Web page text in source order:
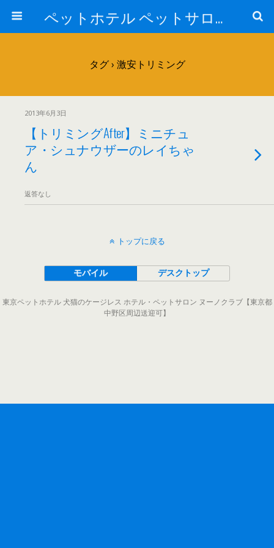
ペットホテル ペットサロン トリミングサロン 東京 ヌーノクラブのブログ
タグ › 激安トリミング
2013年6月3日
【トリミングAfter】ミニチュ
ア・シュナウザーのレイちゃ
ん
返答なし
トップに戻る
モバイル デスクトップ
東京ペットホテル 犬猫のケージレス ホテル・ペットサロン ヌーノクラブ【東京都
中野区周辺送迎可】